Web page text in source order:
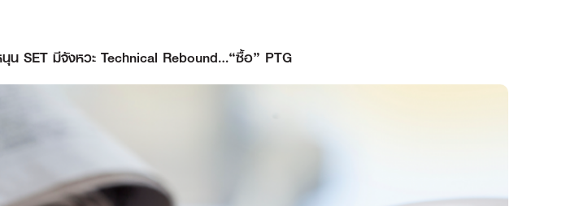
SET มีจังหวะ Technical Rebound…“ซื้อ” PTG